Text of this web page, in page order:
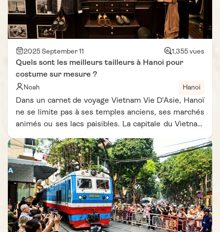
dans la ville millénaire.
2025 September 11 1,355 vues
Quels sont les meilleurs tailleurs à Hanoi pour
costume sur mesure ?
Noah Hanoi
Dans un carnet de voyage Vietnam Vie D’Asie, Hanoï
ne se limite pas à ses temples anciens, ses marchés
animés ou ses lacs paisibles. La capitale du Vietnam
meilleurs tailleurs à Hanoi, capables de transformer
une idée en un costume sur mesure parfaitement
adapté à chaque morphologie. Que ce soit pour un
événement spécial, un souvenir unique ou
simplement l’envie de porter un vêtement de grande
qualité, ces ateliers allient savoir-faire traditionnel et
touches contemporaines. De nombreux voyageurs